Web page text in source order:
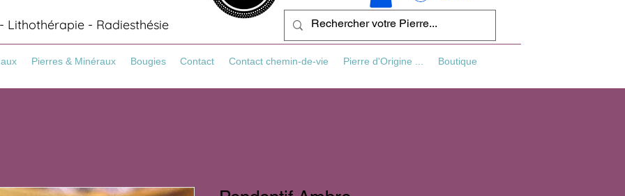
Lithothérapie - Radiesthésie
Pierres & Minéraux Bougies Contact Contact chemin-de-vie Pierre d'Origine ... Boutique